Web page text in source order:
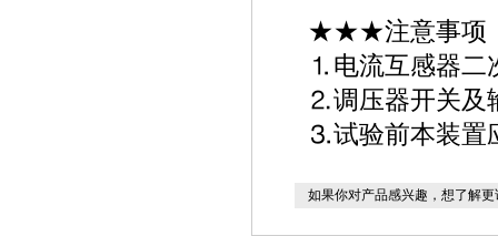
★★★注意事项
⒈电流互感器二
⒉调压器开关及
⒊试验前本装置
如果你对产品感兴趣，想了解